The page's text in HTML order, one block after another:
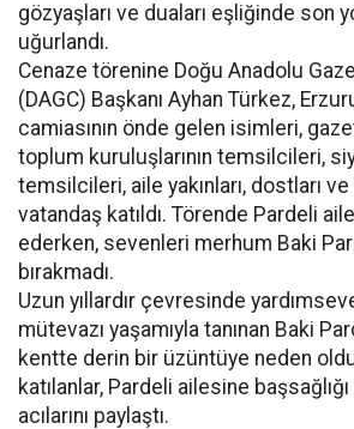
gözyaşları ve duaları eşliğinde son
uğurlandı.
Cenaze törenine Doğu Anadolu
(DAGC) Başkanı Ayhan Türkez,
camiasının önde gelen isimleri,
toplum kuruluşlarının temsilcileri,
temsilcileri, aile yakınları, dostları
vatandaş katıldı. Törende Pardeli
ederken, sevenleri merhum Baki
bırakmadı.
Uzun yıllardır çevresinde
mütevazı yaşamıyla tanınan Baki
kentte derin bir üzüntüye neden
katılanlar, Pardeli ailesine
acılarını paylaştı.